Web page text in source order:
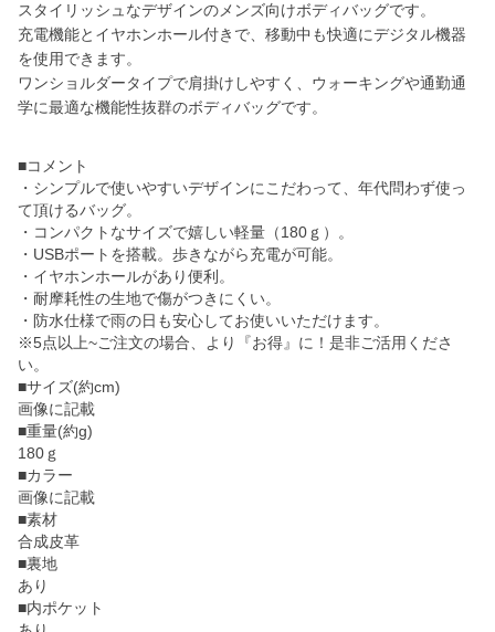
スタイリッシュなデザインのメンズ向けボディバッグです。
充電機能とイヤホンホール付きで、移動中も快適にデジタル機器
を使用できます。
ワンショルダータイプで肩掛けしやすく、ウォーキングや通勤通
学に最適な機能性抜群のボディバッグです。
■コメント
・シンプルで使いやすいデザインにこだわって、年代問わず使っ
て頂けるバッグ。
・コンパクトなサイズで嬉しい軽量（180ｇ）。
・USBポートを搭載。歩きながら充電が可能。
・イヤホンホールがあり便利。
・耐摩耗性の生地で傷がつきにくい。
・防水仕様で雨の日も安心してお使いいただけます。
※5点以上~ご注文の場合、より『お得』に！是非ご活用くださ
い。
■サイズ(約cm)
画像に記載
■重量(約g)
180ｇ
■カラー
画像に記載
■素材
合成皮革
■裏地
あり
■内ポケット